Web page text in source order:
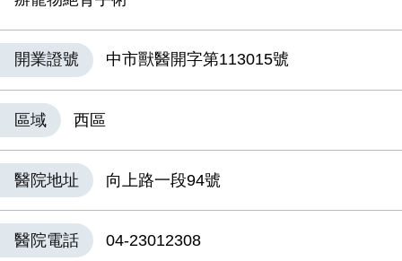
開業證號 中市獸醫開字第113015號
區域 西區
醫院地址 向上路一段94號
醫院電話 04-23012308